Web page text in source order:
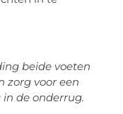
beide voeten
zorg voor een
de onderrug.